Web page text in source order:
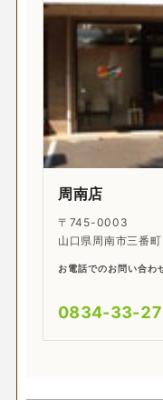
周南店
〒745-0003
山口県周南市三番
お電話でのお問い合わ
0834-33-